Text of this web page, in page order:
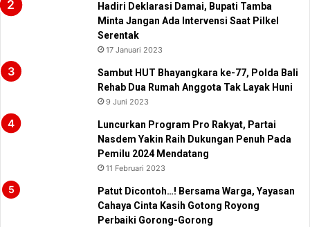
Hadiri Deklarasi Damai, Bupati Tamba
Minta Jangan Ada Intervensi Saat Pilkel
Serentak
17 Januari 2023
Sambut HUT Bhayangkara ke-77, Polda Bali
Rehab Dua Rumah Anggota Tak Layak Huni
9 Juni 2023
Luncurkan Program Pro Rakyat, Partai
Nasdem Yakin Raih Dukungan Penuh Pada
Pemilu 2024 Mendatang
11 Februari 2023
Patut Dicontoh…! Bersama Warga, Yayasan
Cahaya Cinta Kasih Gotong Royong
Perbaiki Gorong-Gorong